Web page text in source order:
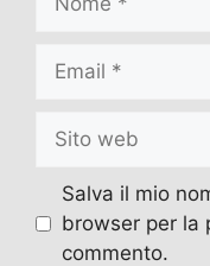
web
Salva il mio
browser per la
commento.